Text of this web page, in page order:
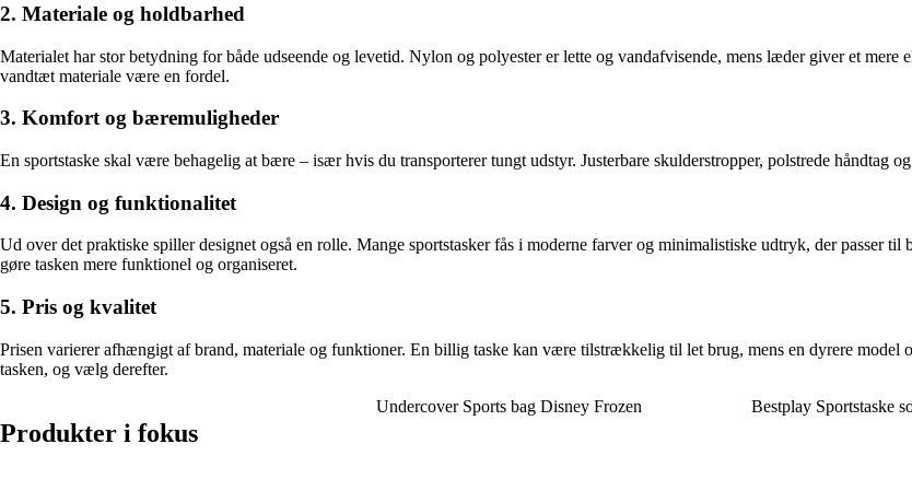
2. Materiale og holdbarhed
Materialet har stor betydning for både udseende og levetid. Nylon og polyester er lette og vandafvisende, mens læder giver et
vandtæt materiale være en fordel.
3. Komfort og bæremuligheder
En sportstaske skal være behagelig at bære – især hvis du transporterer tungt udstyr. Justerbare skulderstropper, polstrede håndtag
4. Design og funktionalitet
Ud over det praktiske spiller designet også en rolle. Mange sportstasker fås i moderne farver og minimalistiske udtryk, der passer
gøre tasken mere funktionel og organiseret.
5. Pris og kvalitet
Prisen varierer afhængigt af brand, materiale og funktioner. En billig taske kan være tilstrækkelig til let brug, mens en dyrere
tasken, og vælg derefter.
Produkter i fokus
Undercover Sports bag Disney Frozen Bestplay Sportstaske